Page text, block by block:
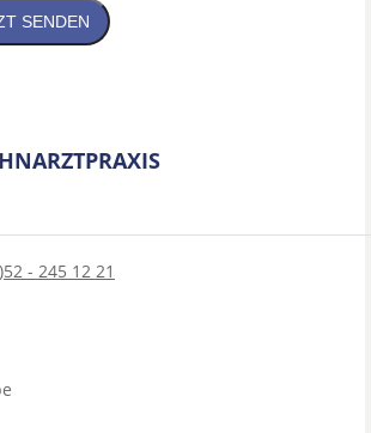
SENDEN
- 245 12 21